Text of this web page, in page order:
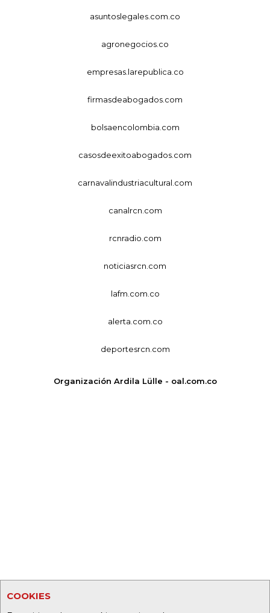
COOKIES
asuntoslegales.com.co
agronegocios.co
empresas.larepublica.co
firmasdeabogados.com
bolsaencolombia.com
casosdeexitoabogados.com
carnavalindustriacultural.com
canalrcn.com
rcnradio.com
noticiasrcn.com
lafm.com.co
alerta.com.co
deportesrcn.com
Organización Ardila Lülle - oal.com.co